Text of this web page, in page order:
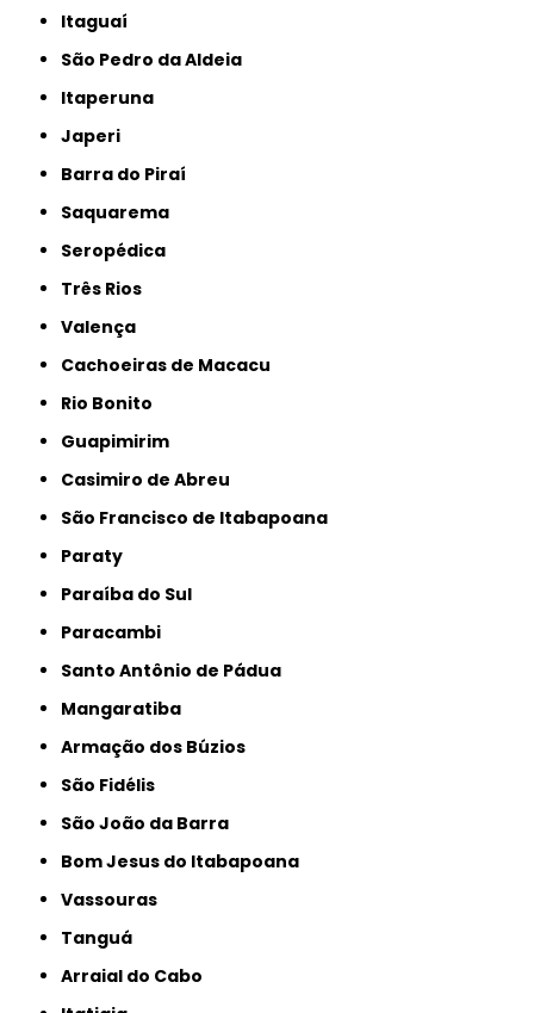
Itaguaí
São Pedro da Aldeia
Itaperuna
Japeri
Barra do Piraí
Saquarema
Seropédica
Três Rios
Valença
Cachoeiras de Macacu
Rio Bonito
Guapimirim
Casimiro de Abreu
São Francisco de Itabapoana
Paraty
Paraíba do Sul
Paracambi
Santo Antônio de Pádua
Mangaratiba
Armação dos Búzios
São Fidélis
São João da Barra
Bom Jesus do Itabapoana
Vassouras
Tanguá
Arraial do Cabo